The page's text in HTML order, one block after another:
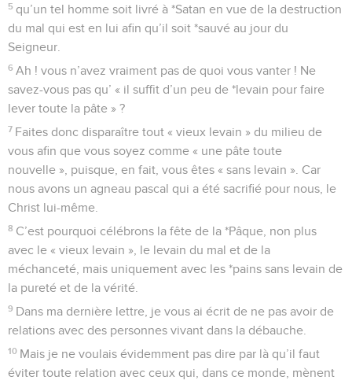
5 qu’un tel homme soit livré à *Satan en vue de la destruction
du mal qui est en lui afin qu’il soit *sauvé au jour du
Seigneur.
6 Ah ! vous n’avez vraiment pas de quoi vous vanter ! Ne
savez-vous pas qu’ « il suffit d’un peu de *levain pour faire
lever toute la pâte » ?
7 Faites donc disparaître tout « vieux levain » du milieu de
vous afin que vous soyez comme « une pâte toute
nouvelle », puisque, en fait, vous êtes « sans levain ». Car
nous avons un agneau pascal qui a été sacrifié pour nous, le
Christ lui-même.
8 C’est pourquoi célébrons la fête de la *Pâque, non plus
avec le « vieux levain », le levain du mal et de la
méchanceté, mais uniquement avec les *pains sans levain de
la pureté et de la vérité.
9 Dans ma dernière lettre, je vous ai écrit de ne pas avoir de
relations avec des personnes vivant dans la débauche.
10 Mais je ne voulais évidemment pas dire par là qu’il faut
éviter toute relation avec ceux qui, dans ce monde, mènent